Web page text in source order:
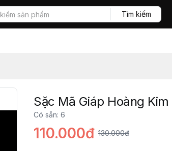
Tìm kiếm
Sặc Mã Giáp Hoàng Kim
Có sẵn: 6
110.000đ 130.000đ